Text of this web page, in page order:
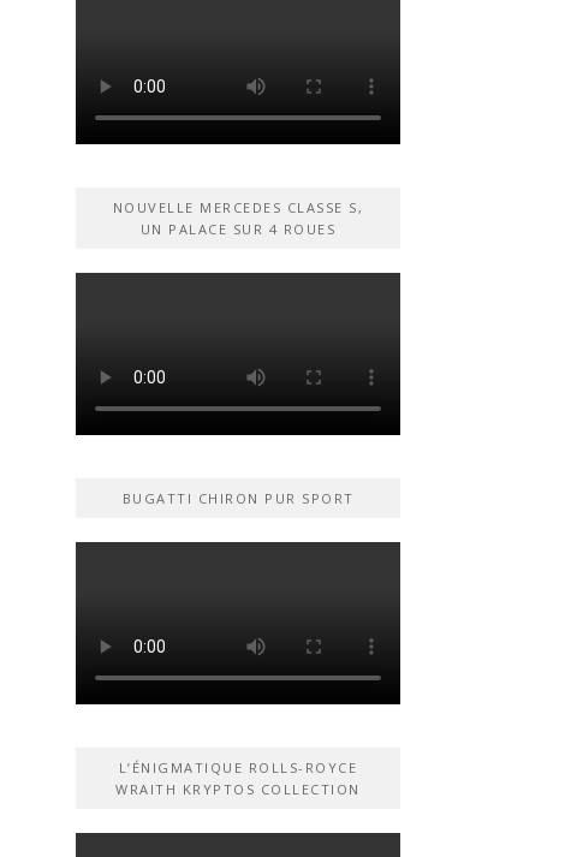
NOUVELLE MERCEDES CLASSE S,
UN PALACE SUR 4 ROUES
BUGATTI CHIRON PUR SPORT
L’ÉNIGMATIQUE ROLLS-ROYCE
WRAITH KRYPTOS COLLECTION